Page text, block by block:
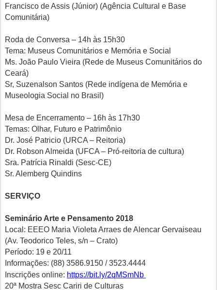
Francisco de Assis (Júnior) (Agência Cultural e Base
Comunitária)
Roda de Conversa – 14h às 15h30
Tema: Museus Comunitários e Memória e Social
Ms. João Paulo Vieira (Rede de Museus Comunitários do
Ceará)
Sr, Suzenalson Santos (Rede indígena de Memória e
Museologia Social no Brasil)
Mesa de Encerramento – 16h às 17h30
Temas: Olhar, Futuro e Patrimônio
Dr. José Patricio (URCA – Reitoria)
Dr. Robson Almeida (UFCA – Pró-reitoria de cultura)
Sra. Patrícia Rinaldi (Sesc-CE)
Sr. Alemberg Quindins
SERVIÇO
Seminário Arte e Pensamento 2018
Local: EEEO Maria Violeta Arraes de Alencar Gervaiseau
(Av. Teodorico Teles, s/n – Crato)
Período: 19 e 20/11
Informações: (88) 3586.9150 / 3523.4444
Inscrições online: https://bit.ly/2qMSmNb
20ª Mostra Sesc Cariri de Culturas